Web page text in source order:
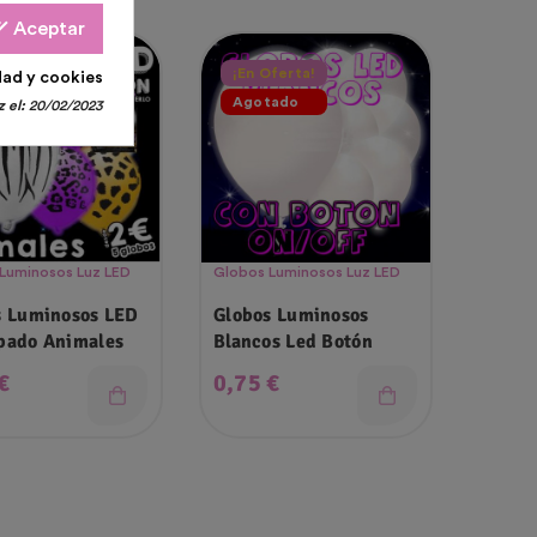
Luz LED
Luminosos LED
Animales
¡En Oferta!
Agotado
Globos Luminosos Luz LED
Globos Luminosos
Blancos Led Botón
Precio
0,75 €
Aceptar
y cookies
el:20/02/2023